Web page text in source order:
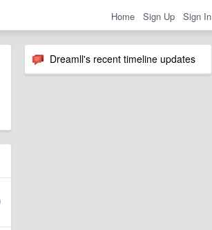
Home Sign Up Sign In
Dreamll's recent timeline updates